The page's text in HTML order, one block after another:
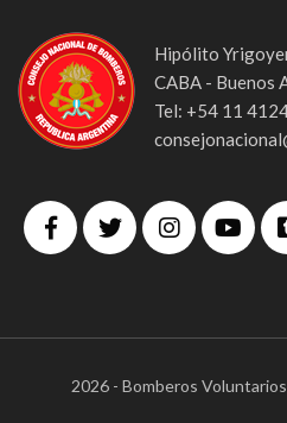
Hipólito
CABA - Buenos
Tel: +54 11
2026 - Bomberos